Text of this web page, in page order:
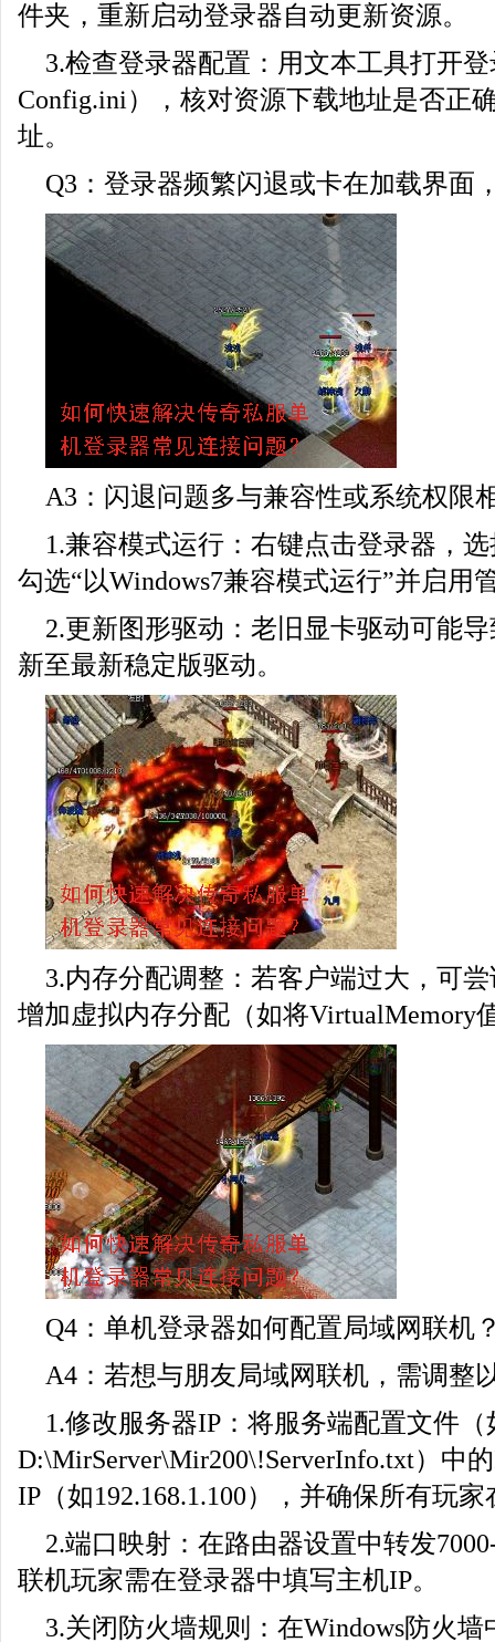
件夹，重新启动登录器自动更新资源。
3.检查登录器配置：用文本工具打开
Config.ini），核对资源下载地址是否正
址。
Q3：登录器频繁闪退或卡在加载界面
A3：闪退问题多与兼容性或系统权限
1.兼容模式运行：右键点击登录器，
勾选“以Windows7兼容模式运行”并启用
2.更新图形驱动：老旧显卡驱动可能
新至最新稳定版驱动。
3.内存分配调整：若客户端过大，可
增加虚拟内存分配（如将VirtualMemory
Q4：单机登录器如何配置局域网联机
A4：若想与朋友局域网联机，需调整
1.修改服务器IP：将服务端配置文件（
D:\MirServer\Mir200\!ServerInfo.txt）中
IP（如192.168.1.100），并确保所有玩
2.端口映射：在路由器设置中转发
联机玩家需在登录器中填写主机IP。
3.关闭防火墙规则：在Windows防火